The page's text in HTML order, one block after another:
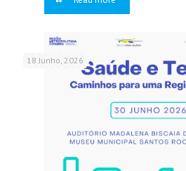
18 Junho, 2026